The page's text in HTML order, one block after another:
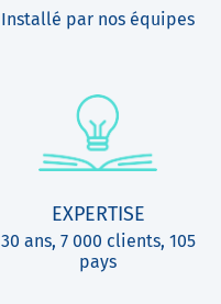
Installé par nos équipes
EXPERTISE
30 ans, 7 000 clients, 105
pays